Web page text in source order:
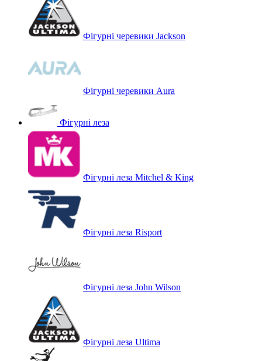
Фігурні черевики Jackson
Фігурні черевики Aura
Фігурні леза
Фігурні леза Mitchel & King
Фігурні леза Risport
Фігурні леза John Wilson
Фігурні леза Ultima